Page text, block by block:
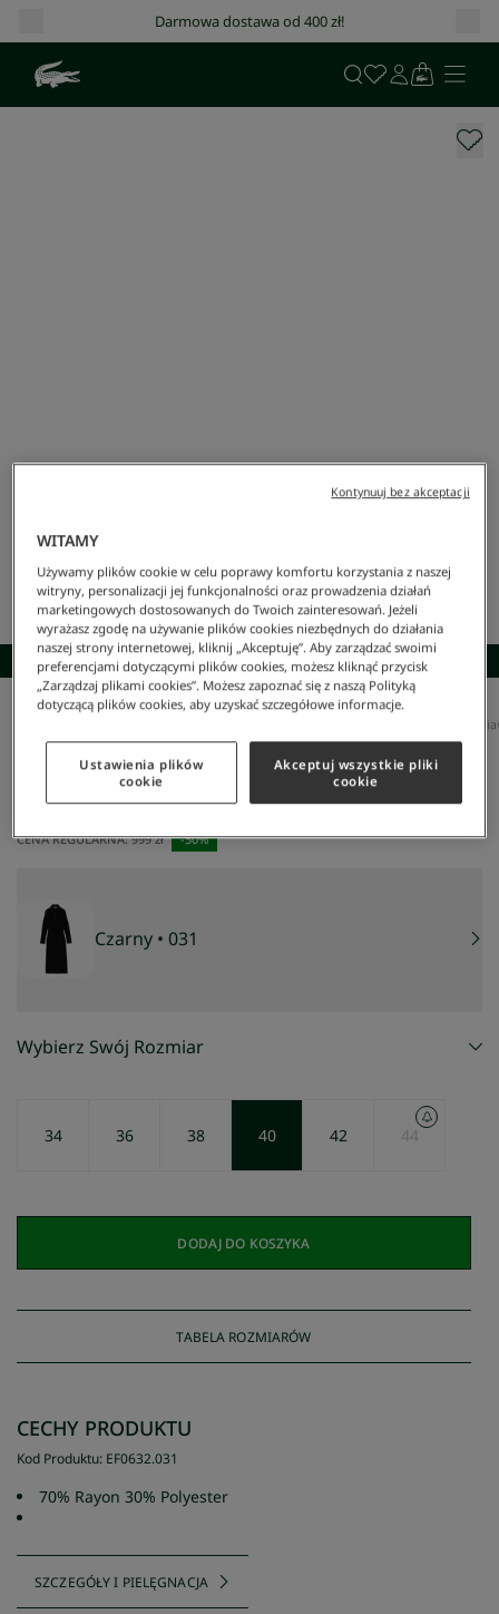
Darmowa dostawa od 400 zł!
SKOMPLETUJ STYLIZACJĘ
Długa, Bezszwowa Sukienka Polo Z Prążkowanej
Długa, bezszwowa sukienka polo z prążkowanej
dzianiny
500 zł
CENA REGULARNA: 999 zł -50%
Czarny • 031
Wybierz Swój Rozmiar
34 36 38 40 42 44
DODAJ DO KOSZYKA
TABELA ROZMIARÓW
CECHY PRODUKTU
Kod Produktu: EF0632.031
70% Rayon 30% Polyester
SZCZEGÓŁY I PIELĘGNACJA
WITAMY
Używamy plików cookie w celu poprawy komfortu korzystania z naszej
witryny, personalizacji jej funkcjonalności oraz prowadzenia działań
marketingowych dostosowanych do Twoich zainteresowań. Jeżeli
wyrażasz zgodę na używanie plików cookies niezbędnych do działania
naszej strony internetowej, kliknij „Akceptuję”. Aby zarządzać swoimi
preferencjami dotyczącymi plików cookies, możesz kliknąć przycisk
„Zarządzaj plikami cookies”. Możesz zapoznać się z naszą Polityką
dotyczącą plików cookies, aby uzyskać szczegółowe informacje.
Ustawienia plików
cookie
Akceptuj wszystkie pliki
cookie
Kontynuuj bez akceptacji